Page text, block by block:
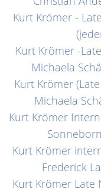
Kurt Krömer -
Kurt Krömer -
Michaela
Kurt Krömer
Michaela
Kurt Krömer
Kurt Krömer
Frederick
Kurt Krömer Late